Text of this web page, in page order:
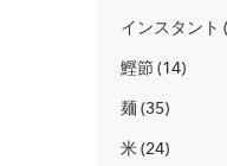
インスタント
鰹節 14
麺 35
米 24